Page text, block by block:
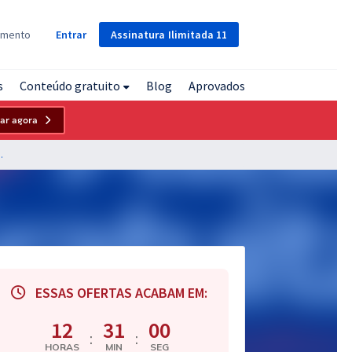
Assinatura Ilimitada 11
Entrar
Conteúdo gratuito Blog Aprovados
agora
do Estado
ESSAS OFERTAS ACABAM EM:
12
HORAS : 30
MIN : 59
SEG